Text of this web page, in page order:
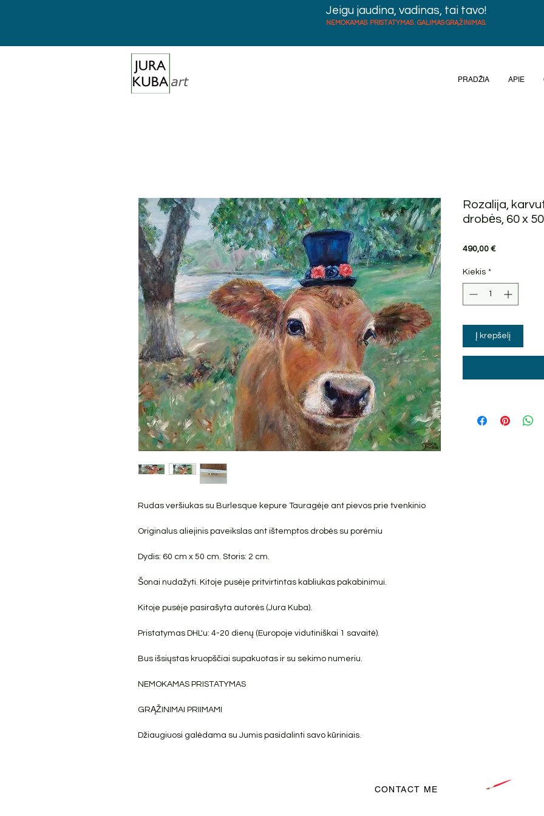
Jeigu jaudina, vadinas, tai tavo!
NEMOKAMAS PRISTATYMAS . GALIMAS GRĄŽINIMAS.
PRADŽIA APIE
Rudas veršiukas su Burlesque kepure Tauragėje ant pievos prie tvenkinio
Originalus aliejinis paveikslas ant ištemptos drobės su porėmiu
Dydis: 60 cm x 50 cm. Storis: 2 cm.
Šonai nudažyti. Kitoje pusėje pritvirtintas kabliukas pakabinimui.
Kitoje pusėje pasirašyta autorės (Jura Kuba).
Pristatymas DHL'u: 4-20 dienų (Europoje vidutiniškai 1 savaitė).
Bus išsiųstas kruopščiai supakuotas ir su sekimo numeriu.
NEMOKAMAS PRISTATYMAS
GRĄŽINIMAI PRIIMAMI
Džiaugiuosi galėdama su Jumis pasidalinti savo kūriniais.
Rozalija,
drobės, 60 x
490,00 €Price
Kiekis *
Į krepšelį
CONTACT ME